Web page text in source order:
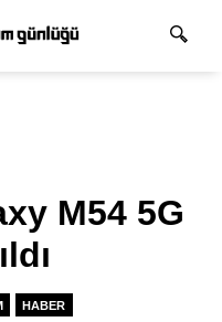
M54 5G
HABER